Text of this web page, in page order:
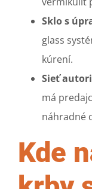
Sklo s
glass
kúrení.
Sieť
má
náhradné
Kde